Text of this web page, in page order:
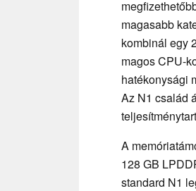
magasabb
kombinál egy
magos CPU-
hatékonysági
Az N1 család
A
128 GB
standard N1